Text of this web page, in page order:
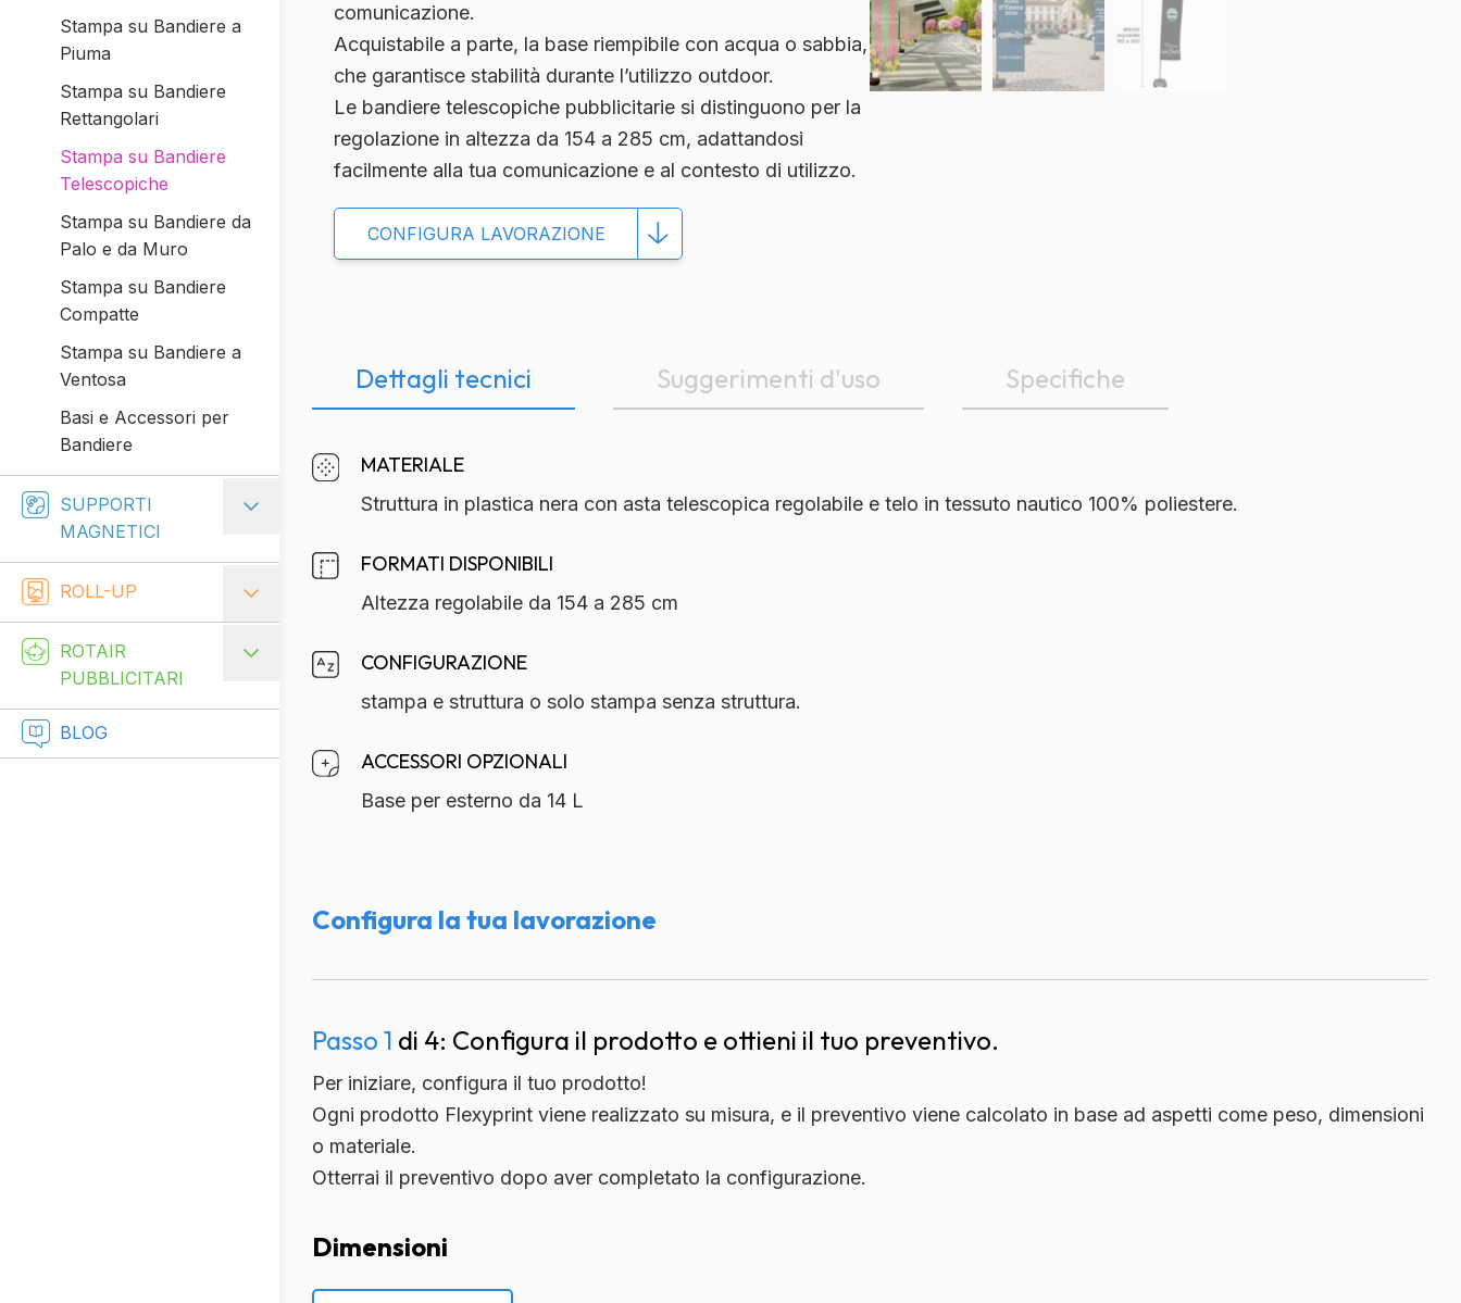
Stampa su Bandiere a
Piuma
Stampa su Bandiere
Rettangolari
Stampa su Bandiere
Telescopiche
Stampa su Bandiere da
Palo e da Muro
Stampa su Bandiere
Compatte
Stampa su Bandiere a
Ventosa
Basi e Accessori per
Bandiere
SUPPORTI
MAGNETICI
ROLL-UP
ROTAIR
PUBBLICITARI
BLOG
comunicazione.
Acquistabile a parte, la base riempibile con acqua o sabbia,
che garantisce stabilità durante l’utilizzo outdoor.
Le bandiere telescopiche pubblicitarie si distinguono per la
regolazione in altezza da 154 a 285 cm, adattandosi
facilmente alla tua comunicazione e al contesto di utilizzo.
CONFIGURA LAVORAZIONE
Dettagli tecnici Suggerimenti d'uso Specifiche
DescrizioneMATERIALE
Struttura in plastica nera con asta telescopica regolabile e telo in tessuto nautico 100% poliestere.
FORMATI DISPONIBILI
Altezza regolabile da 154 a 285 cm
CONFIGURAZIONE
stampa e struttura o solo stampa senza struttura.
ACCESSORI OPZIONALI
Base per esterno da 14 L
Configura la tua lavorazione
Passo 1 di 4: Configura il prodotto e ottieni il tuo preventivo.
Per iniziare, configura il tuo prodotto!
Ogni prodotto Flexyprint viene realizzato su misura, e il preventivo viene calcolato in base ad aspetti come peso, dimensioni
o materiale.
Otterrai il preventivo dopo aver completato la configurazione.
Dimensioni
Spedizione
Spedizione